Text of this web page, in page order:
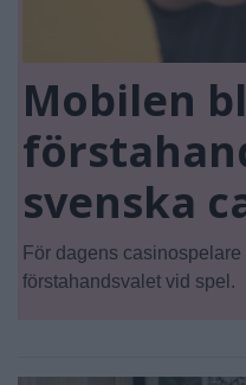
Mobilen
svenska
För dagens
förstahandsvalet vid spel.